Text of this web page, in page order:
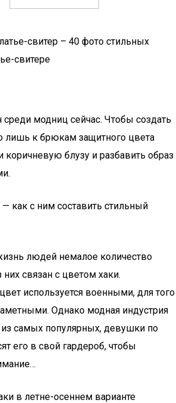
свитер – 40 фото стильных
свитере
модниц сейчас. Чтобы создать
лишь к брюкам защитного цвета
блузу и разбавить образ
как с ним составить стильный
людей немалое количество
связан с цветом хаки.
используется военными, для того
Однако модная индустрия
самых популярных, девушки по
его в свой гардероб, чтобы
в летне-осеннем варианте